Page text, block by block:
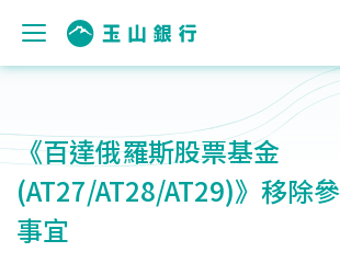
《百達俄羅斯股票基金
(AT27/AT28/AT29)》移除
事宜